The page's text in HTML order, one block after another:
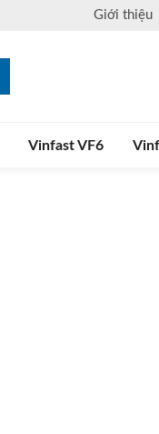
Giới thiệu
Vinfast VF6